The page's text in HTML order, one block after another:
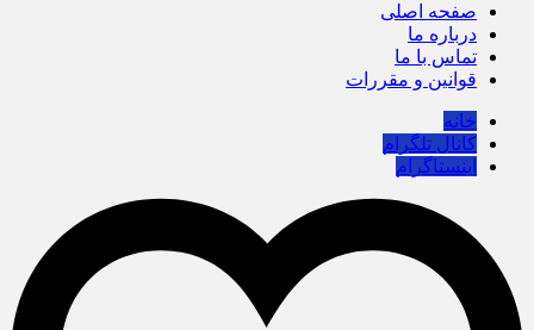
صفحه اصلی
درباره ما
تماس با ما
قوانین و مقررات
خانه
کانال تلگرام
اینستاگرام